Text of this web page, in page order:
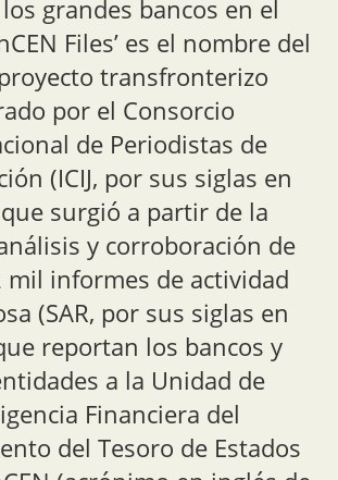
grandes bancos en el
Files’ es el nombre del
transfronterizo
por el Consorcio
de Periodistas de
(ICIJ, por sus siglas en
surgió a partir de la
y corroboración de
mil informes de actividad
(SAR, por sus siglas en
reportan los bancos y
a la Unidad de
Financiera del
del Tesoro de Estados